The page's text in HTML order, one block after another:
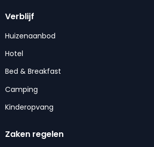
Verblijf
Huizenaanbod
Hotel
Bed & Breakfast
Camping
Kinderopvang
Zaken regelen